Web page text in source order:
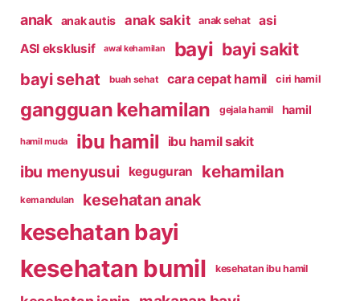
anak anak autis anak sakit anak sehat
asi
ASI eksklusif
awal kehamilan bayi bayi sakit
bayi sehat buah sehat cara cepat hamil ciri hamil
gangguan kehamilan gejala hamil hamil
hamil muda ibu hamil ibu hamil sakit
ibu menyusui keguguran kehamilan
kemandulan kesehatan anak
kesehatan bayi
kesehatan bumil kesehatan ibu hamil